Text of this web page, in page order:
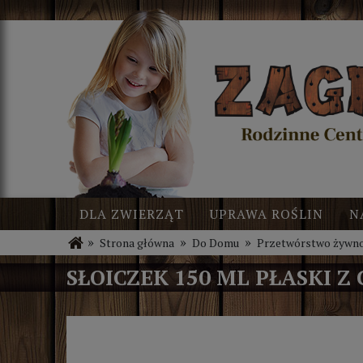
DLA ZWIERZĄT UPRAWA ROŚLIN
BLOG
NOWOŚCI
» Strona główna » Do Domu » Przetwórstwo
SŁOICZEK 150 ML PŁASKI